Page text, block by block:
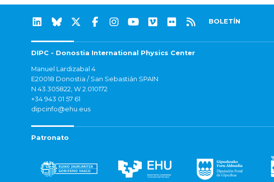
BOLETÍN
DIPC - Donostia International Physics Center
Manuel Lardizabal 4
E20018 Donostia / San Sebastián SPAIN
N 43.305822, W 2.010172
+34 943 01 57 61
dipcinfo@ehu.eus
Patronato